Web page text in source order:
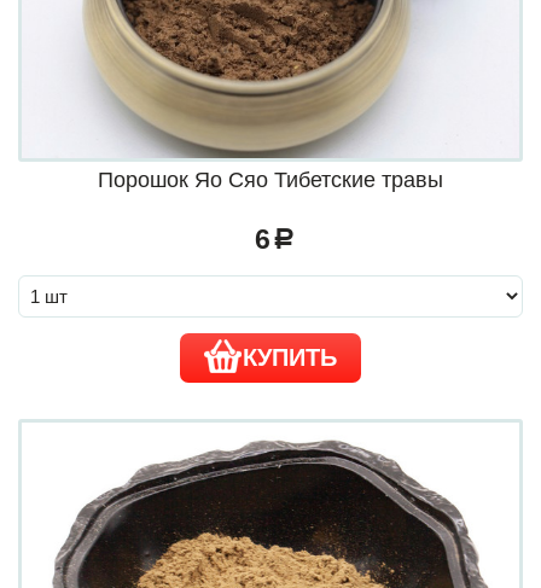
Порошок Яо Сяо Тибетские травы
6 a
КУПИТЬ